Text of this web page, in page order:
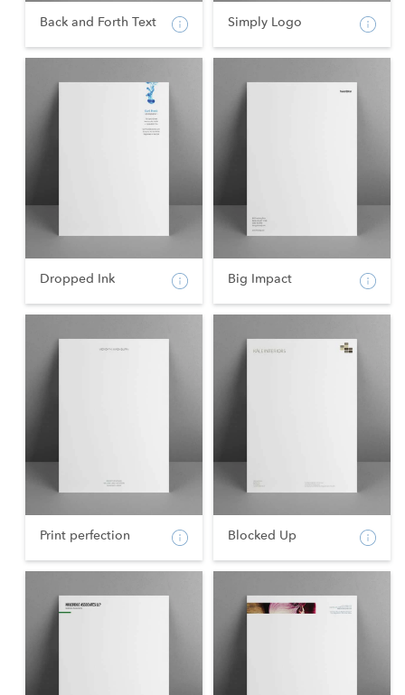
Back and Forth Text Simply Logo
Dropped Ink Big Impact
Print perfection Blocked Up